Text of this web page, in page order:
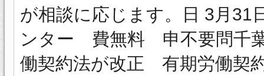
が相談に応じます。日 3月
ンター 費無料 申不要問千
働契約法が改正 有期労働契